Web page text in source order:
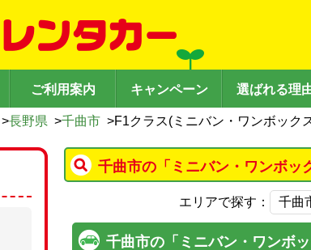
ご利用案内 キャンペーン 選ばれる理
>長野県 >千曲市 >F1クラス(ミニバン・ワンボック
千曲市の「ミニバン・ワンボッ
エリアで探す：
千曲市の「ミニバン・ワンボ